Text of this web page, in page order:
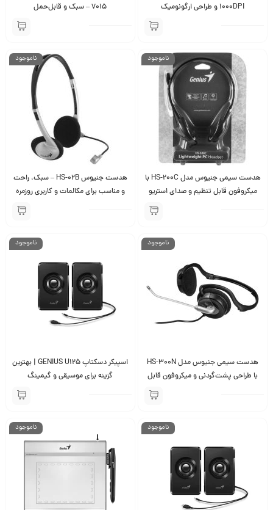
1000DPI و طراحی ارگونومیک
7015 – سبک و قابل‌حمل
ناموجود
هدست سیمی جنیوس مدل HS-200C با
میکروفون قابل تنظیم و صدای استریو​
ناموجود
هدست جنیوس HS-02B – سبک، راحت
و مناسب برای مکالمات و کاربری روزمره
ناموجود
هدست سیمی جنیوس مدل HS-300N
با طراحی پشت‌گردنی و میکروفون قابل
ناموجود
اسپیکر دسکتاپ GENIUS U125 | بهترین
گزینه برای موسیقی و گیمینگ
ناموجود ناموجود